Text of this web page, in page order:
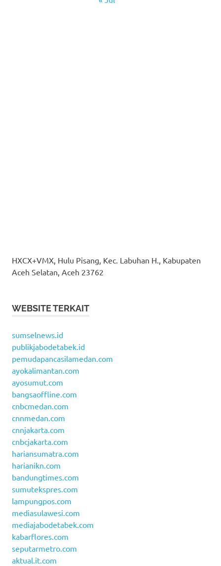
HXCX+VMX, Hulu Pisang, Kec. Labuhan H., Kabupaten
Aceh Selatan, Aceh 23762
WEBSITE TERKAIT
sumselnews.id
publikjabodetabek.id
pemudapancasilamedan.com
ayokalimantan.com
ayosumut.com
bangsaoffline.com
cnbcmedan.com
cnnmedan.com
cnnjakarta.com
cnbcjakarta.com
hariansumatra.com
harianikn.com
bandungtimes.com
sumutekspres.com
lampungpos.com
mediasulawesi.com
mediajabodetabek.com
kabarflores.com
seputarmetro.com
aktual.it.com